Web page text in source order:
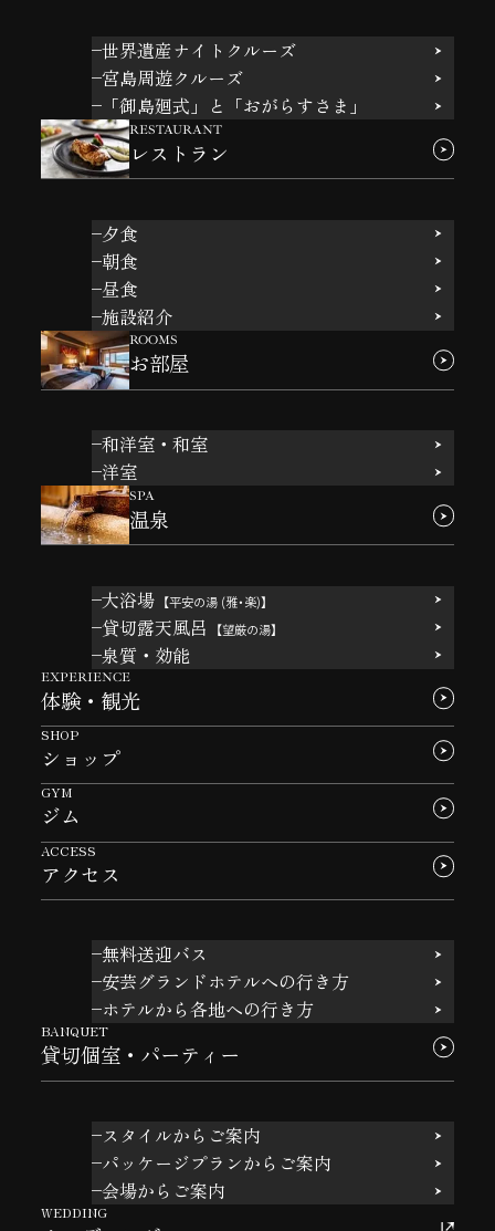
世界遺産ナイトクルーズ
宮島周遊クルーズ
「御島廻式」と「おがらすさま」
RESTAURANT
レストラン
夕食
朝食
昼食
施設紹介
ROOMS
お部屋
和洋室・和室
洋室
SPA
温泉
大浴場 【平安の湯 (雅・楽)】
貸切露天風呂 【望厳の湯】
泉質・効能
EXPERIENCE
体験・観光
SHOP
ショップ
GYM
ジム
ACCESS
アクセス
無料送迎バス
安芸グランドホテルへの行き方
ホテルから各地への行き方
BANQUET
貸切個室・パーティー
スタイルからご案内
パッケージプランからご案内
会場からご案内
WEDDING